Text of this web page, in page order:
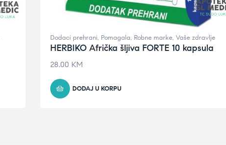
Dodaci prehrani, Pomagala, Robne marke, Vaše zdravlje
HERBIKO Afrička šljiva FORTE 10 kapsula
28.00 KM
DODAJ U KORPU